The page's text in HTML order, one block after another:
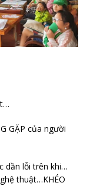
GẶP của người
dần lỗi trên khi…
thuật…KHÉO